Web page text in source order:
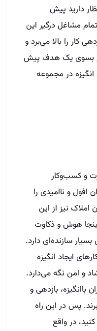
دارید پیش
مشاغل درگیر این
کار را بالا می‌برد و
بسوی یک هدف پیش
در مجموعه
و کسب‌وکار
افول و نا‌امیدی را
نیز از این
هوش و ذکاوت
سازنده‌ای دارد.
ایجاد انگیزه
و امن نگه می‌دارد.
بازدهی و
پس در این راه
در واقع